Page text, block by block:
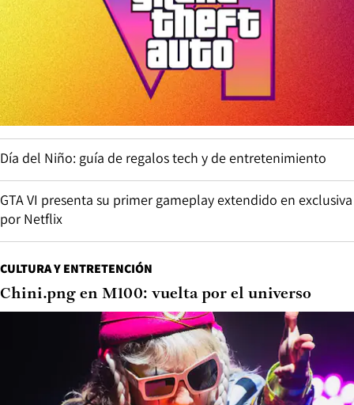
Día del Niño: guía de regalos tech y de entretenimiento
GTA VI presenta su primer gameplay extendido en exclusiva
por Netflix
CULTURA Y ENTRETENCIÓN
Chini.png en M100: vuelta por el universo